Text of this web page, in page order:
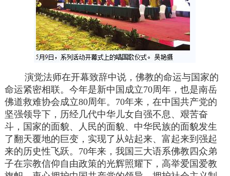
演觉法师在开幕致辞中说，佛教的命运与国家的
命运紧密相联。今年是新中国成立70周年，也是南岳
佛道救难协会成立80周年。70年来，在中国共产党的
坚强领导下，历经几代中华儿女自强不息、艰苦奋
斗，国家的面貌、人民的面貌、中华民族的面貌发生
了翻天覆地的巨变，实现了从站起来、富起来到强起
来的历史性飞跃。70年来，我国三大语系佛教四众弟
子在宗教信仰自由政策的光辉照耀下，高举爱国爱教